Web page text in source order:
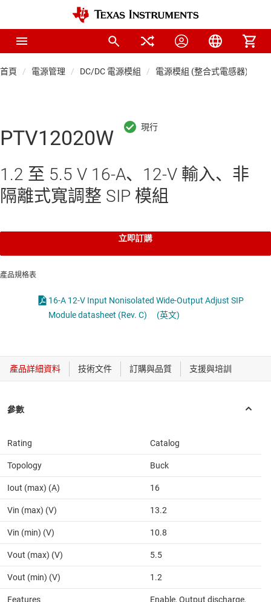
首頁 電源管理 DC/DC 電源模組 電源模組 (整合式電感器)
PTV12020W
1.2 至 5.5 V 16-A、12-V 輸入、非
隔離式寬調整 SIP 模組
立即訂購
產品規格表
16-A 12-V Input Nonisolated Wide-Output Adjust SIP
Module datasheet (Rev. C)
(英文)
Rating Catalog
Topology Buck
Iout (max) (A) 16
Vin (max) (V) 13.2
Vin (min) (V) 10.8
Vout (max) (V) 5.5
Vout (min) (V) 1.2
Features
Enable, Output discharge,